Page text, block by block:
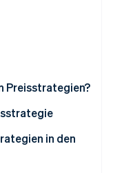
Preisstrategien?
in den